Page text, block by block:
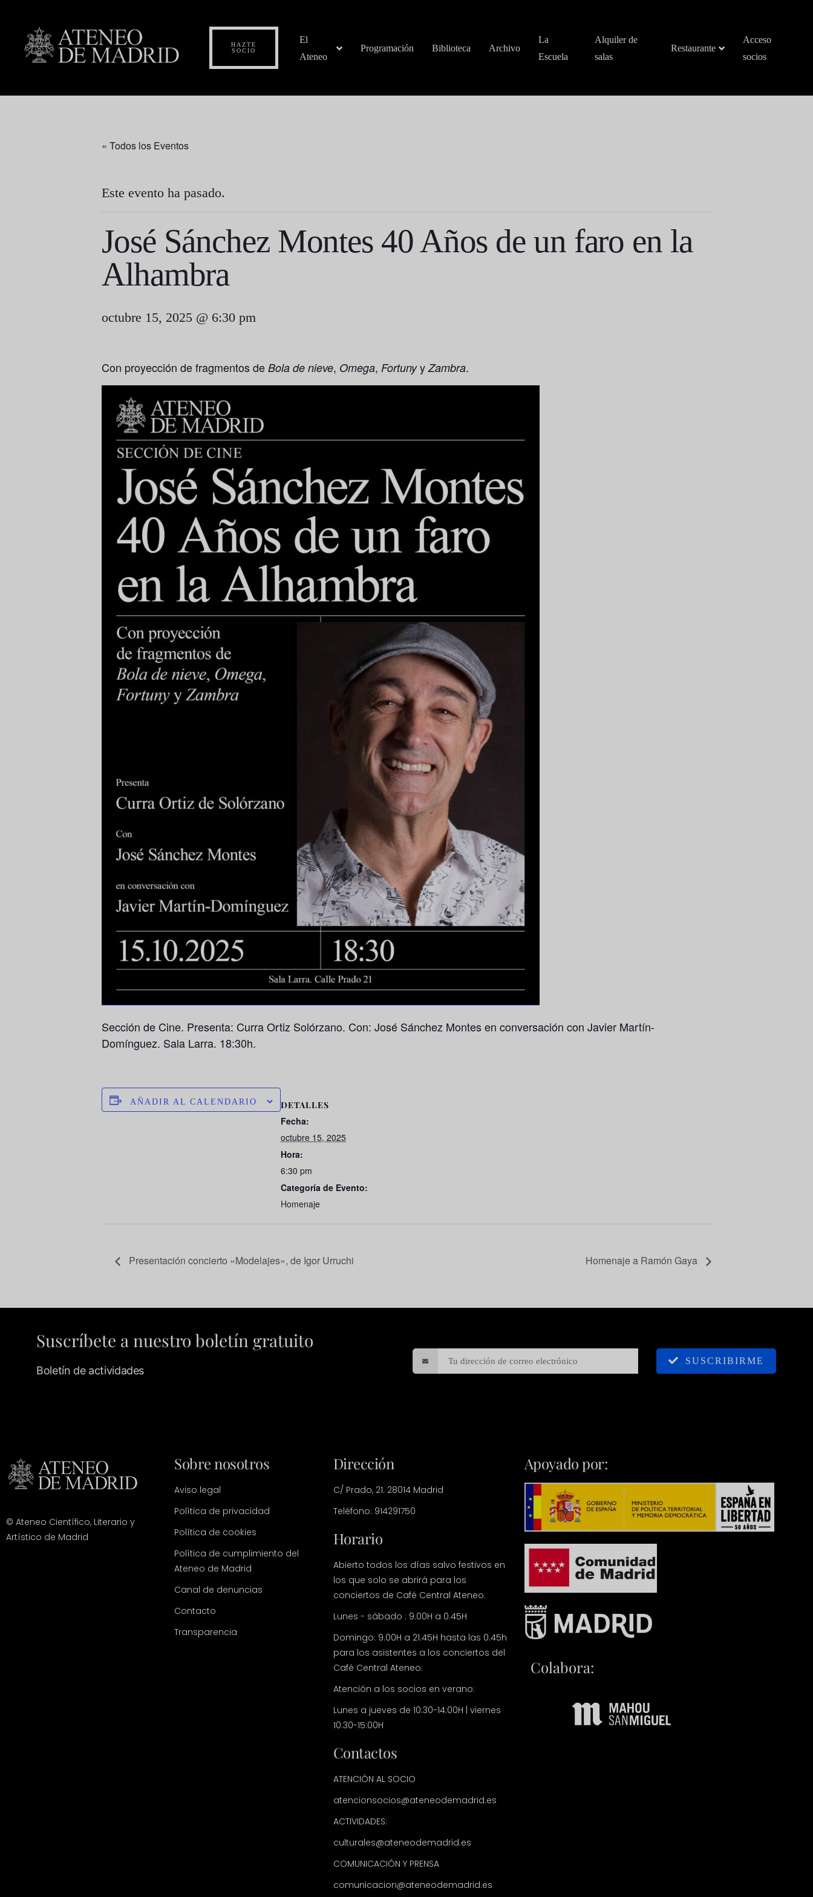
HAZTE
SOCIO
El
Ateneo
Programación Biblioteca Archivo
La
Escuela
Alquiler de
salas
Restaurante
Acceso
socios
« Todos los Eventos
Este evento ha pasado.
José Sánchez Montes 40 Años de un faro en la
Alhambra
octubre 15, 2025 @ 6:30 pm
Con proyección de fragmentos de Bola de nieve, Omega, FortunyyZambra.
Sección de Cine. Presenta: Curra Ortiz Solórzano. Con: José Sánchez Montes en conversación con Javier Martín-
Domínguez. Sala Larra. 18:30h.
AÑADIR AL CALENDARIO DETALLES
Fecha:
octubre 15, 2025
Hora:
6:30 pm
Categoría de Evento:
Homenaje
Presentación concierto «Modelajes», de Igor Urruchi Homenaje a Ramón Gaya
Suscríbete a nuestro boletín gratuito
Boletín de actividades
SUSCRIBIRME
© Ateneo Científico, Literario y
Artístico de Madrid
Sobre nosotros
Aviso legal
Política de privacidad
Política de cookies
Política de cumplimiento del
Ateneo de Madrid
Canal de denuncias
Contacto
Transparencia
Dirección
C/ Prado, 21. 28014 Madrid
Teléfono: 914291750
Horario
Abierto todos los días salvo festivos en
los que solo se abrirá para los
conciertos de Café Central Ateneo.
Lunes - sábado : 9.00H a 0.45H
Domingo: 9.00H a 21.45H hasta las 0.45h
para los asistentes a los conciertos del
Café Central Ateneo.
Atención a los socios en verano:
Lunes a jueves de 10:30-14:00H | viernes
10:30-15:00H
Contactos
ATENCIÓN AL SOCIO
atencionsocios@ateneodemadrid.es
ACTIVIDADES:
culturales@ateneodemadrid.es
COMUNICACIÓN Y PRENSA
comunicacion@ateneodemadrid.es
Apoyado por:
Colabora: